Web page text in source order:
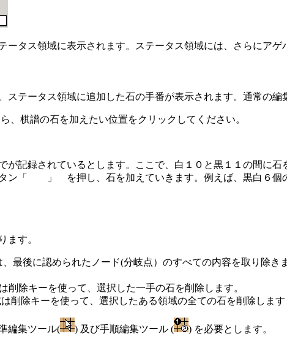
ータス領域に表示されます。ステータス領域には、さらにアゲ
ステータス領域に追加した石の手番が表示されます。通常の編
、棋譜の石を加えたい位置をクリックしてください。
が記録されているとします。ここで、白１０と黒１１の間に
ン「 」 を押し、石を加えていきます。例えば、黒白６個
ます。
、最後に認められたノード(分岐点）のすべての内容を取り除
削除キーを使って、選択した一手の石を削除します。
削除キーを使って、選択したある領域の全ての石を削除します
編集ツール( ) 及び手順編集ツール ( ) を必要とします。